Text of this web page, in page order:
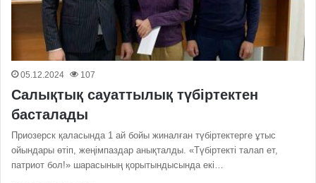
05.12.2024 107
Салықтық сауаттылық түбіртектен
басталады
Приозерск қаласында 1 ай бойы жиналған түбіртектерге ұтыс
ойындары өтіп, жеңімпаздар анықталды. «Түбіртекті талап ет,
патриот бол!» шарасының қорытындысында екі…